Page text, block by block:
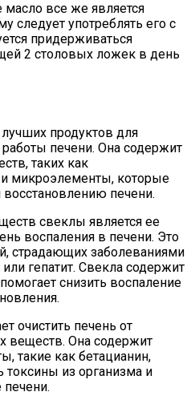
масло все же является
следует употреблять его с
придерживаться
2 столовых ложек в день
продуктов для
печени. Она содержит
таких как
микроэлементы, которые
печени.
свеклы является ее
воспаления в печени. Это
страдающих заболеваниями
гепатит. Свекла содержит
снизить воспаление
очистить печень от
веществ. Она содержит
такие как бетацианин,
токсины из организма и